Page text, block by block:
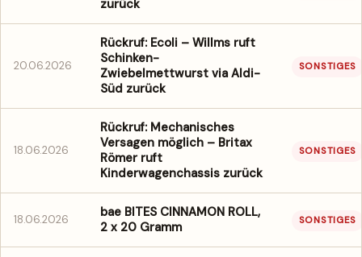
zurück
20.06.2026
Rückruf: Ecoli – Willms ruft
Schinken-
Zwiebelmettwurst via Aldi-
Süd zurück
SONSTIGES
18.06.2026
Rückruf: Mechanisches
Versagen möglich – Britax
Römer ruft
Kinderwagenchassis zurück
SONSTIGES
18.06.2026
bae BITES CINNAMON ROLL,
2 x 20 Gramm
SONSTIGES